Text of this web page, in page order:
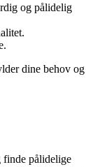
og pålidelig
dine behov og
finde pålidelige